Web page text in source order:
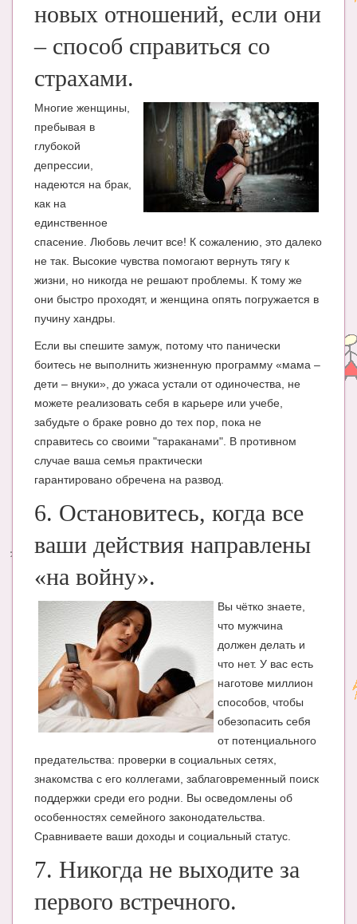
новых отношений, если они
– способ справиться со
страхами.
Многие женщины,
пребывая в
глубокой
депрессии,
надеются на брак,
как на
единственное
спасение. Любовь лечит все! К сожалению, это далеко
не так. Высокие чувства помогают вернуть тягу к
жизни, но никогда не решают проблемы. К тому же
они быстро проходят, и женщина опять погружается в
пучину хандры.
Если вы спешите замуж, потому что панически
боитесь не выполнить жизненную программу «мама –
дети – внуки», до ужаса устали от одиночества, не
можете реализовать себя в карьере или учебе,
забудьте о браке ровно до тех пор, пока не
справитесь со своими "тараканами". В противном
случае ваша семья практически
гарантировано обречена на развод.
6. Остановитесь, когда все
ваши действия направлены
«на войну».
Вы чётко знаете,
что мужчина
должен делать и
что нет. У вас есть
наготове миллион
способов, чтобы
обезопасить себя
от потенциального
предательства: проверки в социальных сетях,
знакомства с его коллегами, заблаговременный поиск
поддержки среди его родни. Вы осведомлены об
особенностях семейного законодательства.
Сравниваете ваши доходы и социальный статус.
7. Никогда не выходите за
первого встречного.